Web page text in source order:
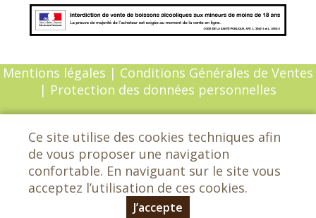
Mentions légales | Conditions Générales de Ventes
| Protection des données personnelles
réservés - Conception :Sarl Dynapse
Chèvrefeuille - Les grands Etrichets -
72650 Saint-Saturnin - 02 43 25 29 42
Ce site utilise des cookies techniques afin
de vous proposer une navigation
confortable. En naviguant sur le site vous
acceptez l’utilisation de ces cookies.
J’accepte